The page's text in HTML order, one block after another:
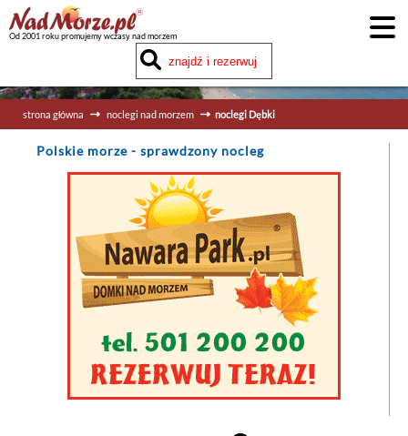
Od 2001 roku promujemy wczasy nad morzem
strona główna noclegi nad morzem noclegi Dębki
Polskie morze - sprawdzony nocleg